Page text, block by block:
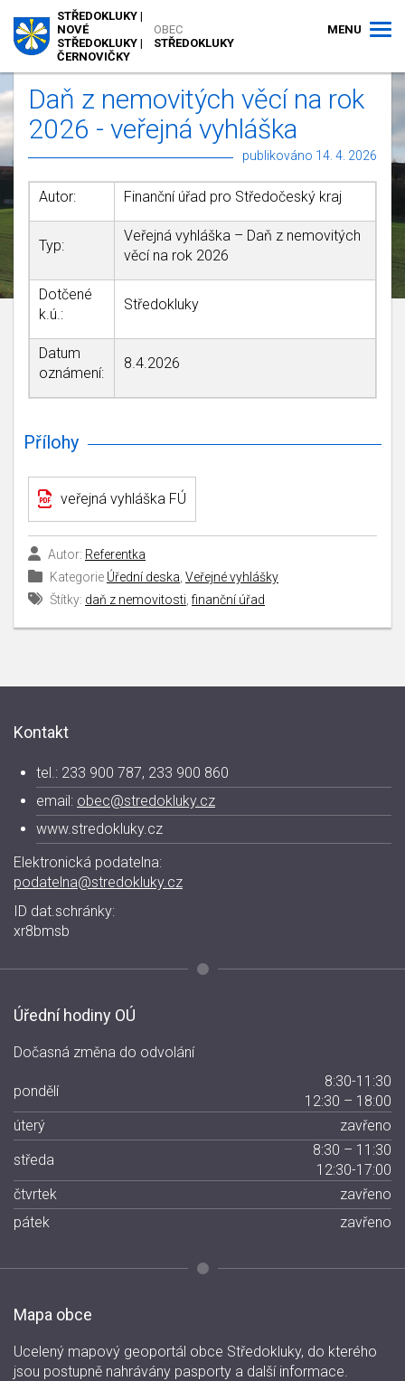
OBEC
STŘEDOKLUKY
STŘEDOKLUKY |
NOVÉ
STŘEDOKLUKY |
ČERNOVIČKY
MENU
Daň z nemovitých věcí na rok
2026 - veřejná vyhláška
publikováno 14. 4. 2026
Autor: Finanční úřad pro Středočeský kraj
Typ:
Veřejná vyhláška – Daň z nemovitých
věcí na rok 2026
Dotčené
k.ú.:
Středokluky
Datum
oznámení:
8.4.2026
Přílohy
veřejná vyhláška FÚ
Autor: Referentka
Kategorie Úřední deska Veřejné vyhlášky
Štítky: daň z nemovitosti ,finanční úřad
Kontakt
tel.: 233 900 787, 233 900 860
email: obec@stredokluky.cz
www.stredokluky.cz
Elektronická podatelna:
podatelna@stredokluky.cz
ID dat.schránky:
xr8bmsb
Úřední hodiny OÚ
Dočasná změna do odvolání
pondělí
8:30-11:30
12:30 – 18:00
úterý
zavřeno
středa
8:30 – 11:30
12:30-17:00
čtvrtek
zavřeno
pátek
zavřeno
Mapa obce
Ucelený mapový geoportál obce Středokluky, do kterého
jsou postupně nahrávány pasporty a další informace.